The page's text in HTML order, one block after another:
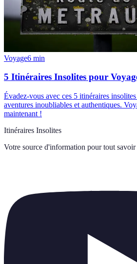
Voyage6 min
5 Itinéraires Insolites pour
Évadez-vous avec ces 5 itinéraires
aventures inoubliables et authentiques.
maintenant !
Itinéraires Insolites
Votre source d'information pour tout savoir